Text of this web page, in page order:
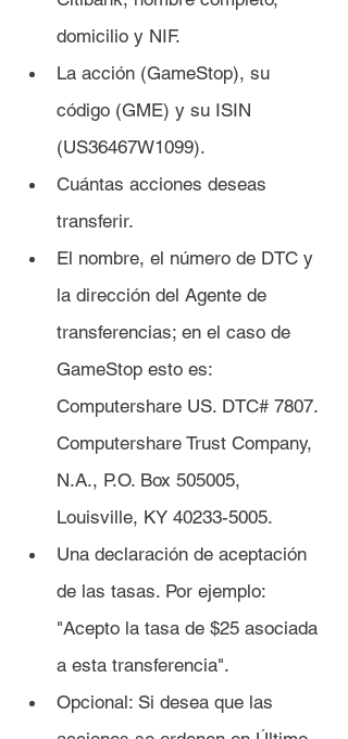
domicilio y NIF.
La acción (GameStop), su
código (GME) y su ISIN
(US36467W1099).
Cuántas acciones deseas
transferir.
El nombre, el número de DTC y
la dirección del Agente de
transferencias; en el caso de
GameStop esto es:
Computershare US. DTC# 7807.
Computershare Trust Company,
N.A., P.O. Box 505005,
Louisville, KY 40233-5005.
Una declaración de aceptación
de las tasas. Por ejemplo:
"Acepto la tasa de $25 asociada
a esta transferencia".
Opcional: Si desea que las